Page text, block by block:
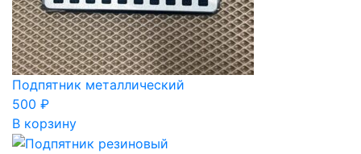
Подпятник металлический
500 ₽
В корзину